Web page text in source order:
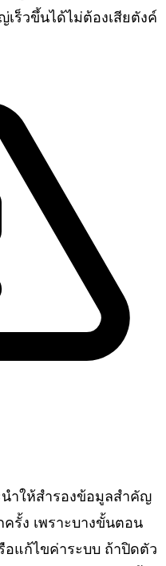
ร็วขึ้นได้ไม่ต้องเสียตังค์
นำให้สำรองข้อมูลสำคัญ
ครั้ง เพราะบางขั้นตอน
อแก้ไขค่าระบบ ถ้าปิดตัว